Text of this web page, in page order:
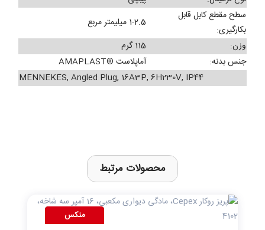
سطح مقطع کابل قابل
بکارگیری:
1-2.5 میلیمتر مربع
وزن:
115 گرم
جنس بدنه:
آماپلاست ®AMAPLAST
MENNEKES, Angled Plug, 16A3P, 6H230V, IP44
محصولات مرتبط
منکس